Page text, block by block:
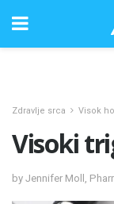
Zdravlje srca Visok
Visoki
by Jennifer Moll,